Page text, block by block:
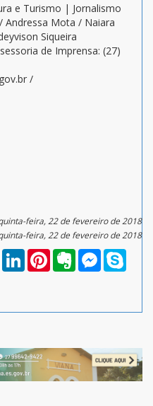
e Turismo | Jornalismo
Andressa Mota / Naiara
Siqueira
de Imprensa: (27)
/
feira, 22 de fevereiro de 2018
feira, 22 de fevereiro de 2018
Gmail LinkedInPinterestEvernoteMessenger